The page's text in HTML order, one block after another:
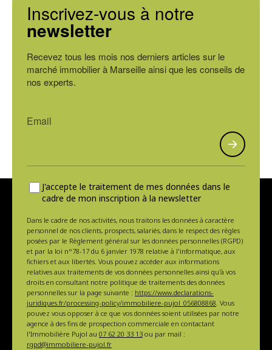
Inscrivez-vous à notre
newsletter
Recevez tous les mois nos derniers articles sur le
marché immobilier à Marseille ainsi que les conseils de
nos experts.
J'accepte le traitement de mes données dans le
cadre de mon inscription à la newsletter
Dans le cadre de nos activités, nous traitons les données à caractère
personnel de nos clients, prospects, salariés, dans le respect des règles
posées par le Règlement général sur les données personnelles (RGPD)
et par la loi n°78-17 du 6 janvier 1978 relative à l'informatique, aux
fichiers et aux libertés. Vous pouvez accéder aux informations
relatives aux traitements de vos données personnelles ainsi qu'à vos
droits en consultant notre politique de traitements des données
personnelles sur la page suivante : https://www.declarations-
juridiques.fr/processing-policy/immobiliere-pujol_056808868. Vous
pouvez vous opposer à ce que vos données soient utilisées par notre
agence à des fins de prospection commerciale en contactant
l'Immobilière Pujol au 07 62 20 33 13 ou par mail :
rgpd@immobiliere-pujol.fr